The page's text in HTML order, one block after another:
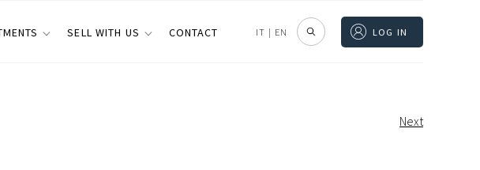
SELL WITH US CONTACT IT | EN LOG IN
Next